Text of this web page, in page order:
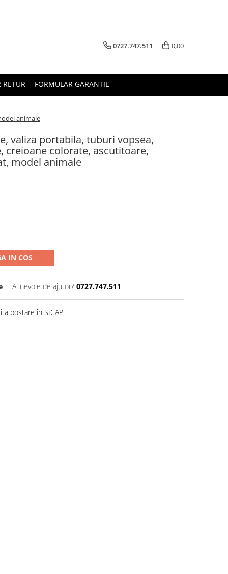
0727.747.511 0,00
RETUR FORMULAR GARANTIE
animale
valiza portabila, tuburi vopsea,
creioane colorate, ascutitoare,
model animale
IN COS
Ai nevoie de ajutor? 0727.747.511
postare in SICAP